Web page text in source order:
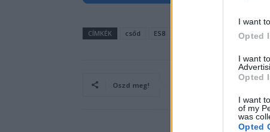
I want
Opted
I want
Opted
I want
of my
was
Opted
CÍMKÉK csőd ES8 Visszahívás
Oszd meg!